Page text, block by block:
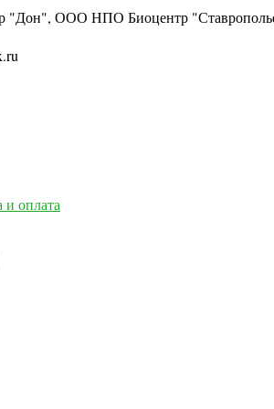
ООО НПО Биоцентр
и оплата